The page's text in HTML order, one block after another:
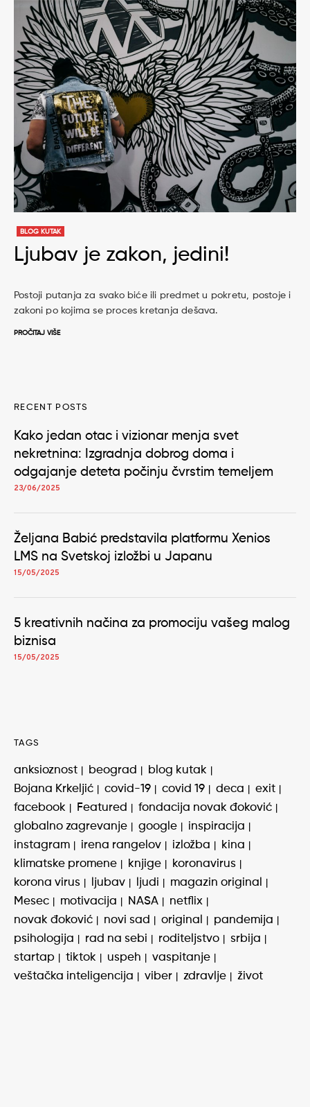
BLOG KUTAK
Ljubav je zakon, jedini!
Postoji putanja za svako biće ili predmet u pokretu, postoje i
zakoni po kojima se proces kretanja dešava.
PROČITAJ VIŠE
RECENT POSTS
Kako jedan otac i vizionar menja svet
nekretnina: Izgradnja dobrog doma i
odgajanje deteta počinju čvrstim temeljem
23/06/2025
Željana Babić predstavila platformu Xenios
LMS na Svetskoj izložbi u Japanu
15/05/2025
5 kreativnih načina za promociju vašeg malog
biznisa
15/05/2025
TAGS
anksioznost beograd
blog kutak
Bojana Krkeljić
covid-19 covid 19 deca
exit
facebook
Featured
fondacija novak đoković
globalno zagrevanje
google
inspiracija
instagram
irena rangelov izložba
kina
klimatske promene
knjige
koronavirus
korona virus
ljubav ljudi
magazin original
Mesec
motivacija NASA
netflix
novak đoković
novi sad original
pandemija
psihologija
rad na sebi roditeljstvo
srbija
startap
tiktok uspeh
vaspitanje
veštačka inteligencija
viber zdravlje život